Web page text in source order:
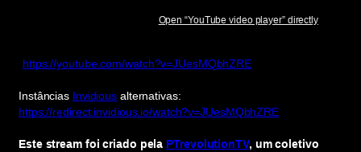
Open “YouTube video player” directly
https://youtube.com/watch?v=JUesMQbhZRE
Instâncias Invidious alternativas:
https://redirect.invidious.io/watch?v=JUesMQbhZRE
Este stream foi criado pela PTrevolutionTV, um coletivo